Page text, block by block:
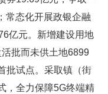
常态化开展政银企融
亿元。新增建设用地
批而未供土地6899
批试点。采取镇（街
，全力保障5G终端精